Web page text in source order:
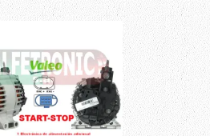
precio
era:
490,00€.
precio
es:
411,40€.